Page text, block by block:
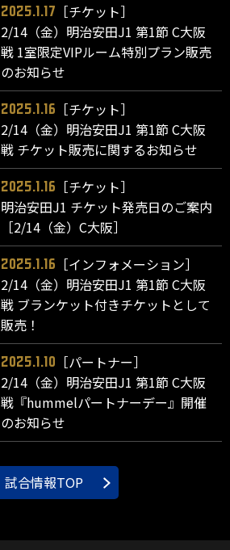
2025.1.17
［チケット］
2/14（金）明治安田J1 第1節 C大阪
戦 1室限定VIPルーム特別プラン販売
のお知らせ
2025.1.16
［チケット］
2/14（金）明治安田J1 第1節 C大阪
戦 チケット販売に関するお知らせ
2025.1.16
［チケット］
明治安田J1 チケット発売日のご案内
［2/14（金）C大阪］
2025.1.16
［インフォメーション］
2/14（金）明治安田J1 第1節 C大阪
戦 ブランケット付きチケットとして
販売！
2025.1.10
［パートナー］
2/14（金）明治安田J1 第1節 C大阪
戦『hummelパートナーデー』開催
のお知らせ
試合情報TOP